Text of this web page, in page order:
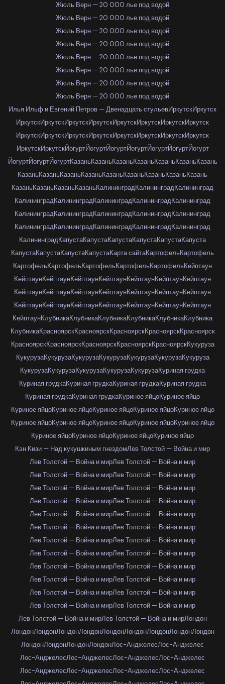
Жюль Верн — 20 000 лье под водой
Жюль Верн — 20 000 лье под водой
Жюль Верн — 20 000 лье под водой
Жюль Верн — 20 000 лье под водой
Жюль Верн — 20 000 лье под водой
Жюль Верн — 20 000 лье под водой
Жюль Верн — 20 000 лье под водой
Жюль Верн — 20 000 лье под водой
Илья Ильф и Евгений Петров — Двенадцать стульевИркутскИркутск
ИркутскИркутскИркутскИркутскИркутскИркутскИркутскИркутск
ИркутскИркутскИркутскИркутскИркутскИркутскИркутскИркутск
ИркутскИркутскЙогуртЙогуртЙогуртЙогуртЙогуртЙогуртЙогурт
ЙогуртЙогуртЙогуртКазаньКазаньКазаньКазаньКазаньКазаньКазань
КазаньКазаньКазаньКазаньКазаньКазаньКазаньКазаньКазань
КазаньКазаньКазаньКазаньКалининградКалининградКалининград
КалининградКалининградКалининградКалининградКалининград
КалининградКалининградКалининградКалининградКалининград
КалининградКалининградКалининградКалининградКалининград
КалининградКапустаКапустаКапустаКапустаКапустаКапуста
КапустаКапустаКапустаКапустаКарта сайтаКартофельКартофель
КартофельКартофельКартофельКартофельКартофельКейптаун
КейптаунКейптаунКейптаунКейптаунКейптаунКейптаунКейптаун
КейптаунКейптаунКейптаунКейптаунКейптаунКейптаунКейптаун
КейптаунКейптаунКейптаунКейптаунКейптаунКейптаунКейптаун
КейптаунКлубникаКлубникаКлубникаКлубникаКлубникаКлубника
КлубникаКрасноярскКрасноярскКрасноярскКрасноярскКрасноярск
КрасноярскКрасноярскКрасноярскКрасноярскКрасноярскКукуруза
КукурузаКукурузаКукурузаКукурузаКукурузаКукурузаКукуруза
КукурузаКукурузаКукурузаКукурузаКукурузаКуриная грудка
Куриная грудкаКуриная грудкаКуриная грудкаКуриная грудка
Куриная грудкаКуриная грудкаКуриное яйцоКуриное яйцо
Куриное яйцоКуриное яйцоКуриное яйцоКуриное яйцоКуриное яйцо
Куриное яйцоКуриное яйцоКуриное яйцоКуриное яйцоКуриное яйцо
Куриное яйцоКуриное яйцоКуриное яйцоКуриное яйцо
Кэн Кизи — Над кукушкиным гнездомЛев Толстой — Война и мир
Лев Толстой — Война и мирЛев Толстой — Война и мир
Лев Толстой — Война и мирЛев Толстой — Война и мир
Лев Толстой — Война и мирЛев Толстой — Война и мир
Лев Толстой — Война и мирЛев Толстой — Война и мир
Лев Толстой — Война и мирЛев Толстой — Война и мир
Лев Толстой — Война и мирЛев Толстой — Война и мир
Лев Толстой — Война и мирЛев Толстой — Война и мир
Лев Толстой — Война и мирЛев Толстой — Война и мир
Лев Толстой — Война и мирЛев Толстой — Война и мир
Лев Толстой — Война и мирЛев Толстой — Война и мир
Лев Толстой — Война и мирЛев Толстой — Война и мир
Лев Толстой — Война и мирЛев Толстой — Война и мир
Лев Толстой — Война и мирЛев Толстой — Война и мирЛондон
ЛондонЛондонЛондонЛондонЛондонЛондонЛондонЛондонЛондон
ЛондонЛондонЛондонЛондонЛос-АнджелесЛос-Анджелес
Лос-АнджелесЛос-АнджелесЛос-АнджелесЛос-Анджелес
Лос-АнджелесЛос-АнджелесЛос-АнджелесЛос-Анджелес